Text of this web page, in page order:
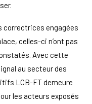
correctrices engagées
celles-ci n’ont pas
Avec cette
au secteur des
LCB-FT demeure
les acteurs exposés